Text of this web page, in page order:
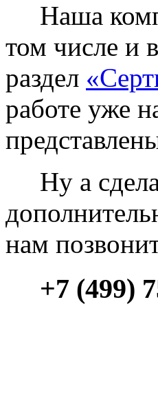
Наша
том числе и
раздел
работе уже
Ну а
нам
+7 (499)